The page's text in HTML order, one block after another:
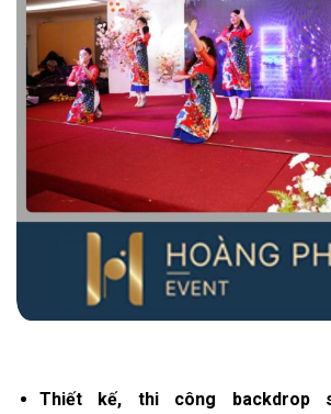
Thiết kế, thi công backdrop